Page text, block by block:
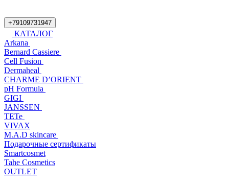
+79109731947
КАТАЛОГ
Arkana
Bernard Cassiere
Cell Fusion
Dermaheal
CHARME D’ORIENT
pH Formula
GIGI
JANSSEN
TETe
VIVAX
M.A.D skincare
Подарочные сертификаты
Smartcosmet
Tahe Cosmetics
OUTLET